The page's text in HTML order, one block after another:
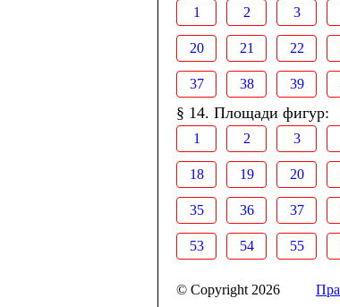
1 2 3
20 21 22
37 38 39
§ 14. Площади фигур:
1 2 3
18 19 20
35 36 37
53 54 55
© Copyright 2026